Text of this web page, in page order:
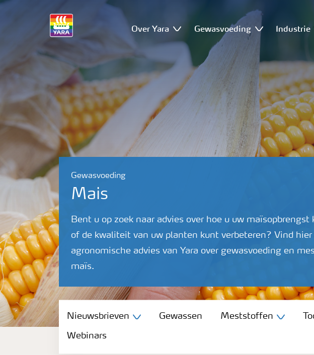
Over Yara Gewasvoeding Industrie
Gewasvoeding
Mais
Bent u op zoek naar advies over hoe u uw maïsopbrengst
of de kwaliteit van uw planten kunt verbeteren? Vind
agronomische advies van Yara over gewasvoeding en
maïs.
Nieuwsbrieven
Gewassen
Nieuwsbrieven Gewassen Meststoffen
Webinars